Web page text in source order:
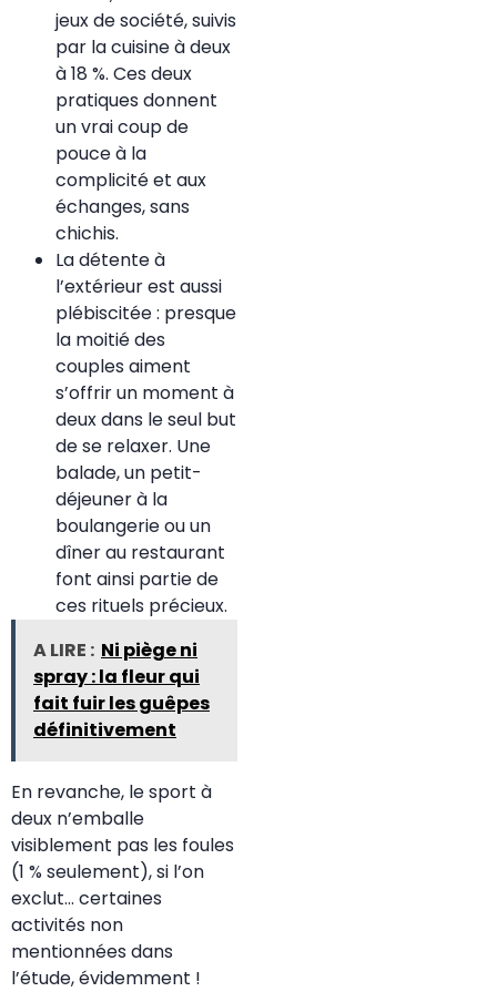
jeux de société, suivis
par la cuisine à deux
à 18 %. Ces deux
pratiques donnent
un vrai coup de
pouce à la
complicité et aux
échanges, sans
chichis.
La détente à
l’extérieur est aussi
plébiscitée : presque
la moitié des
couples aiment
s’offrir un moment à
deux dans le seul but
de se relaxer. Une
balade, un petit-
déjeuner à la
boulangerie ou un
dîner au restaurant
font ainsi partie de
ces rituels précieux.
A LIRE : Ni piège ni
spray : la fleur qui
fait fuir les guêpes
définitivement
En revanche, le sport à
deux n’emballe
visiblement pas les foules
(1 % seulement), si l’on
exclut… certaines
activités non
mentionnées dans
l’étude, évidemment !